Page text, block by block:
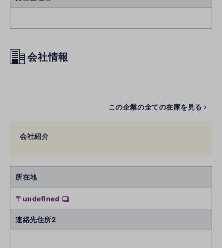
会社情報
この企業の全ての在庫を見る
会社紹介
所在地
〒undefined
連絡先住所2